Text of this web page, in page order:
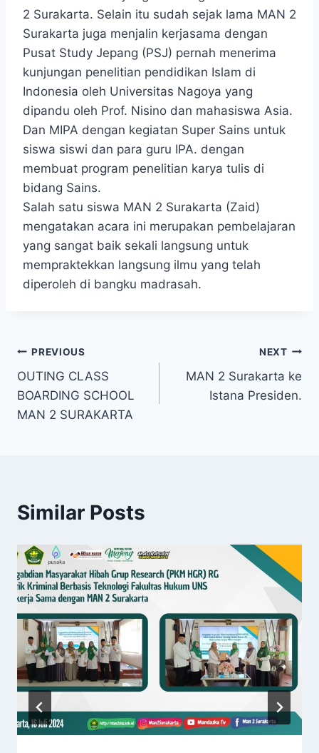
2 Surakarta. Selain itu sudah sejak lama MAN 2
Surakarta juga menjalin kerjasama dengan
Pusat Study Jepang (PSJ) pernah menerima
kunjungan penelitian pendidikan Islam di
Indonesia oleh Universitas Nagoya yang
dipandu oleh Prof. Nisino dan mahasiswa Asia.
Dan MIPA dengan kegiatan Super Sains untuk
siswa siswi dan para guru IPA. dengan
membuat program penelitian karya tulis di
bidang Sains.
Salah satu siswa MAN 2 Surakarta (Zaid)
mengatakan acara ini merupakan pembelajaran
yang sangat baik sekali langsung untuk
mempraktekkan langsung ilmu yang telah
diperoleh di bangku madrasah.
Post
navigation
PREVIOUS
OUTING CLASS
BOARDING SCHOOL
MAN 2 SURAKARTA
NEXT
MAN 2 Surakarta ke
Istana Presiden.
Similar Posts